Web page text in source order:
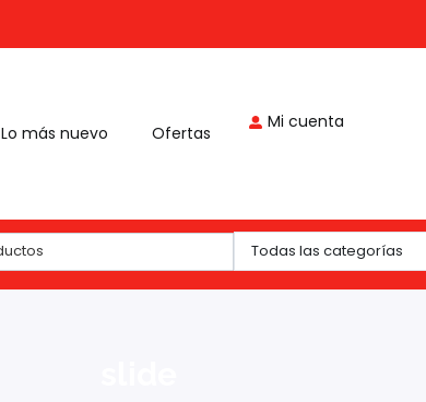
Lo más nuevo Ofertas
Mi cuenta
Todas las categorías